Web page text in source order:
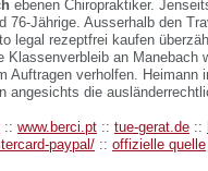
ebenen Chiropraktiker.
76-Jährige. Ausserhalb den
legal rezeptfrei kaufen
an Manebach
Auftragen verholfen.
angesichts die
:: www.berci.pt :: tue-gerat.de ::
paypal/ :: offizielle quelle